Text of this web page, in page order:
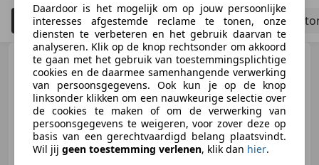
Filteren 5 Bedrijfswagen Schadeauto's
Volkswagen Caddy 2.0
TDI L2H1 BMTEcBu
€ 8.945
Excl. BTW
Daardoor is het mogelijk om op jouw persoonlijke
interesses afgestemde reclame te tonen, onze
diensten te verbeteren en het gebruik daarvan te
analyseren. Klik op de knop rechtsonder om akkoord
te gaan met het gebruik van toestemmingsplichtige
cookies en de daarmee samenhangende verwerking
van persoonsgegevens. Ook kun je op de knop
linksonder klikken om een nauwkeurige selectie over
de cookies te maken of om de verwerking van
persoonsgegevens te weigeren, voor zover deze op
basis van een gerechtvaardigd belang plaatsvindt.
Wil jij geen toestemming verlenen, klik dan hier.